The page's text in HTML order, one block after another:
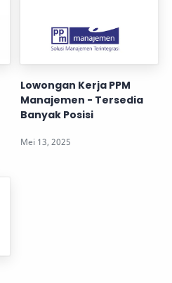
Lowongan Kerja PPM
Manajemen - Tersedia
Banyak Posisi